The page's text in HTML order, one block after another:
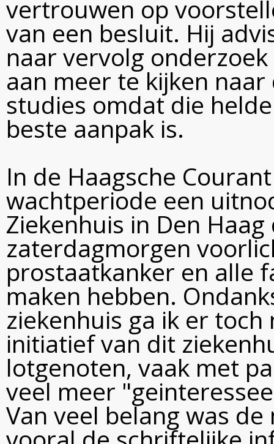
vertrouwen op
van een besluit. Hij
naar vervolg
aan meer te kijken
studies omdat die
beste aanpak is.
In de Haagsche
wachtperiode een
Ziekenhuis in Den
zaterdagmorgen
prostaatkanker en alle
maken hebben.
ziekenhuis ga ik er
initiatief van dit
lotgenoten, vaak met
veel meer
Van veel belang was